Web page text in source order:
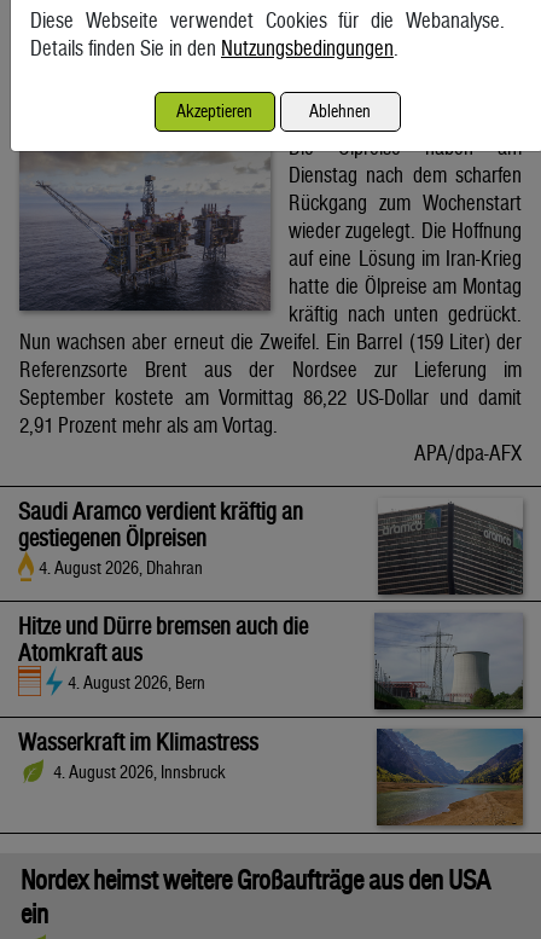
APA
Brent-Ölpreis steigt auf 86,22 US-Dollar
4. August 2026, Wien
Die Ölpreise haben am
Dienstag nach dem scharfen
Rückgang zum Wochenstart
wieder zugelegt. Die Hoffnung
auf eine Lösung im Iran-Krieg
hatte die Ölpreise am Montag
kräftig nach unten gedrückt.
Nun wachsen aber erneut die Zweifel. Ein Barrel (159 Liter) der
Referenzsorte Brent aus der Nordsee zur Lieferung im
September kostete am Vormittag 86,22 US-Dollar und damit
2,91 Prozent mehr als am Vortag.
APA/dpa-AFX
Saudi Aramco verdient kräftig an
gestiegenen Ölpreisen
4. August 2026, Dhahran
Hitze und Dürre bremsen auch die
Atomkraft aus
4. August 2026, Bern
Wasserkraft im Klimastress
4. August 2026, Innsbruck
Nordex heimst weitere Großaufträge aus den USA
ein
Diese Webseite verwendet Cookies für die Webanalyse.
Details finden Sie in den Nutzungsbedingungen.
Akzeptieren Ablehnen